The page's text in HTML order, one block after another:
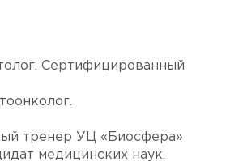
Сертифицированный
тренер УЦ «Биосфера»
медицинских наук.